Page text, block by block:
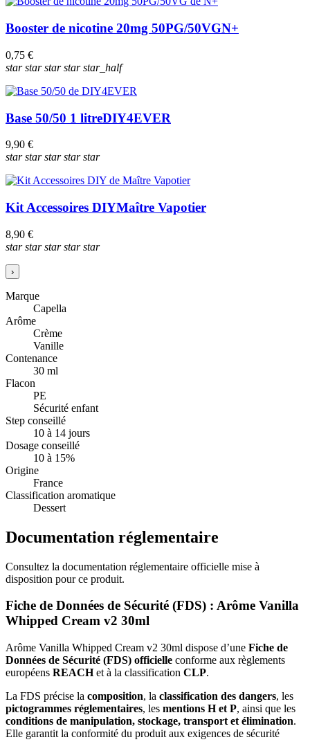
Booster de nicotine 20mg 50PG/50VGN+
0,75 €
starstarstarstarstar_half
Base 50/50 1 litreDIY4EVER
9,90 €
starstarstarstarstar
Kit Accessoires DIYMaître Vapotier
8,90 €
starstarstarstarstar
›
Marque
Capella
Arôme
Crème
Vanille
Contenance
30 ml
Flacon
PE
Sécurité enfant
Step conseillé
10 à 14 jours
Dosage conseillé
10 à 15%
Origine
France
Classification aromatique
Dessert
Documentation réglementaire
Consultez la documentation réglementaire officielle mise à
disposition pour ce produit.
Fiche de Données de Sécurité (FDS) : Arôme Vanilla
Whipped Cream v2 30ml
Arôme Vanilla Whipped Cream v2 30ml dispose d’une Fiche de
Données de Sécurité (FDS) officielle conforme aux règlements
européens REACHet à la classification CLP.
La FDS précise la composition, la classification des dangers, les
pictogrammes réglementaires, les mentions H et P, ainsi que les
conditions de manipulation, stockage, transport et élimination.
Elle garantit la conformité du produit aux exigences de sécurité